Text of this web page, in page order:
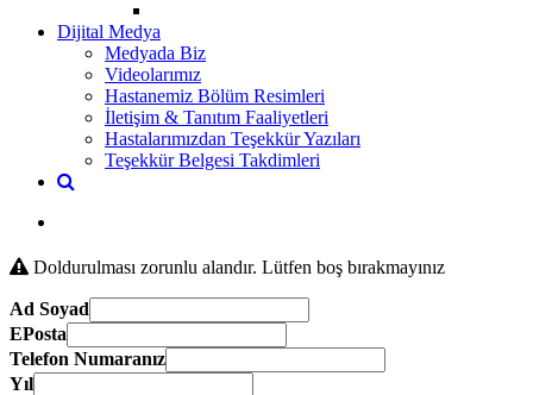
Dijital Medya
Medyada Biz
Videolarımız
Hastanemiz Bölüm Resimleri
İletişim & Tanıtım Faaliyetleri
Hastalarımızdan Teşekkür Yazıları
Teşekkür Belgesi Takdimleri
Doldurulması zorunlu alandır. Lütfen boş bırakmayınız
Ad Soyad
EPosta
Telefon Numaranız
Yıl